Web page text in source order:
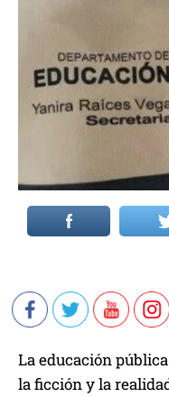
La educación
la ficción y la